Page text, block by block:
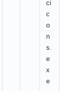
ci
c
o
n
s.
e
x
e